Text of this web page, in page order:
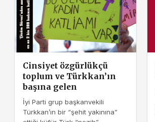
Cinsiyet özgürlükçü
toplum ve Türkkan’ın
başına gelen
İyi Parti grup başkanvekili
Türkkan’ın bir “şehit yakınına”